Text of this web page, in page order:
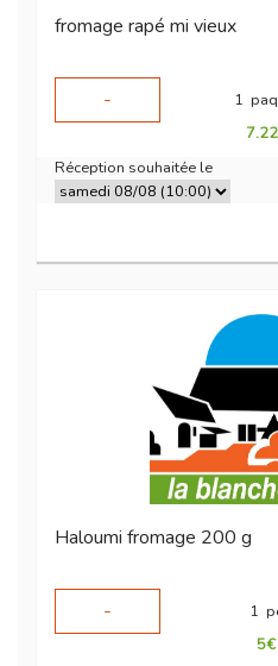
fromage rapé mi vieux
-
1
7.22
Réception souhaitée le
Haloumi fromage 200 g
-
1
5€